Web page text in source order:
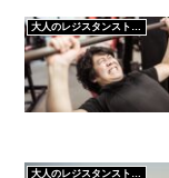
大人のレジスタンストレーニング